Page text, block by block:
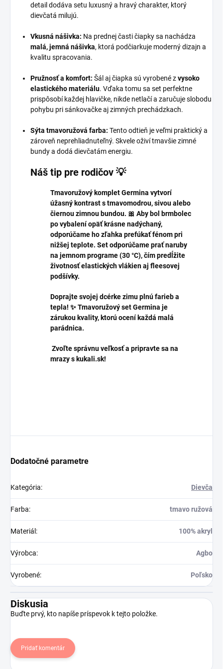
detail dodáva setu luxusný a hravý charakter, ktorý
dievčatá milujú.
Vkusná nášivka: Na prednej časti čiapky sa nachádza
malá, jemná nášivka, ktorá podčiarkuje moderný dizajn a
kvalitu spracovania.
Pružnosť a komfort: Šál aj čiapka sú vyrobené zvysoko
elastického materiálu. Vďaka tomu sa set perfektne
prispôsobí každej hlavičke, nikde netlačí a zaručuje slobodu
pohybu pri sánkovačke aj zimných prechádzkach.
Sýta tmavoružová farba: Tento odtieň je veľmi praktický a
zároveň neprehliadnuteľný. Skvele oživí tmavšie zimné
bundy a dodá dievčatám energiu.
Náš tip pre rodičov 💡
Tmavoružový komplet Germina vytvorí
úžasný kontrast s tmavomodrou, sivou alebo
čiernou zimnou bundou. 🎀 Aby bol brmbolec
po vybalení opäť krásne nadýchaný,
odporúčame ho zľahka prefúkať fénom pri
nižšej teplote. Set odporúčame prať naruby
na jemnom programe (30 °C), čím predĺžite
životnosť elastických vlákien aj fleesovej
podšívky.
Doprajte svojej dcérke zimu plnú farieb a
tepla! ✨ Tmavoružový set Germina je
zárukou kvality, ktorú ocení každá malá
parádnica.
Zvoľte správnu veľkosť a pripravte sa na
mrazy s kukali.sk!
Dodatočné parametre
Kategória: Dievča
Farba: tmavo ružová
Materiál : 100% akryl
Výrobca: Agbo
Vyrobené: Poľsko
Diskusia
Buďte prvý, kto napíše príspevok k tejto položke.
Pridať komentár